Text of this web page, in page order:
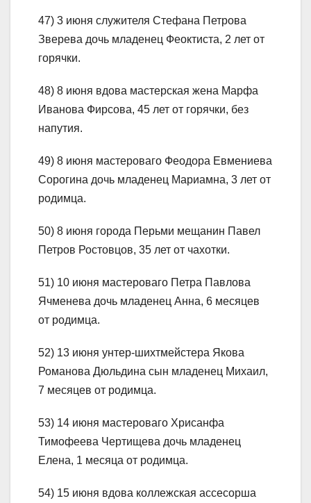
47) 3 июня служителя Стефана Петрова
Зверева дочь младенец Феоктиста, 2 лет от
горячки.
48) 8 июня вдова мастерская жена Марфа
Иванова Фирсова, 45 лет от горячки, без
напутия.
49) 8 июня мастероваго Феодора Евмениева
Сорогина дочь младенец Мариамна, 3 лет от
родимца.
50) 8 июня города Перьми мещанин Павел
Петров Ростовцов, 35 лет от чахотки.
51) 10 июня мастероваго Петра Павлова
Ячменева дочь младенец Анна, 6 месяцев
от родимца.
52) 13 июня унтер-шихтмейстера Якова
Романова Дюльдина сын младенец Михаил,
7 месяцев от родимца.
53) 14 июня мастероваго Хрисанфа
Тимофеева Чертищева дочь младенец
Елена, 1 месяца от родимца.
54) 15 июня вдова коллежская ассесорша